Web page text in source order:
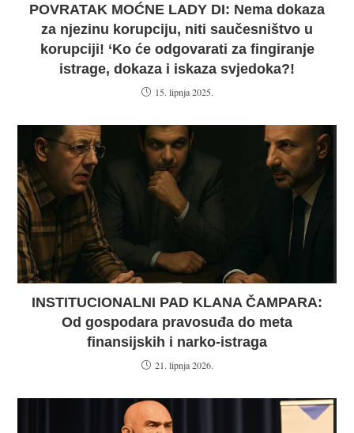
POVRATAK MOĆNE LADY DI: Nema dokaza
za njezinu korupciju, niti saučesništvo u
korupciji! ‘Ko će odgovarati za fingiranje
istrage, dokaza i iskaza svjedoka?!
15. lipnja 2025.
INSTITUCIONALNI PAD KLANA ČAMPARA:
Od gospodara pravosuđa do meta
finansijskih i narko-istraga
21. lipnja 2026.